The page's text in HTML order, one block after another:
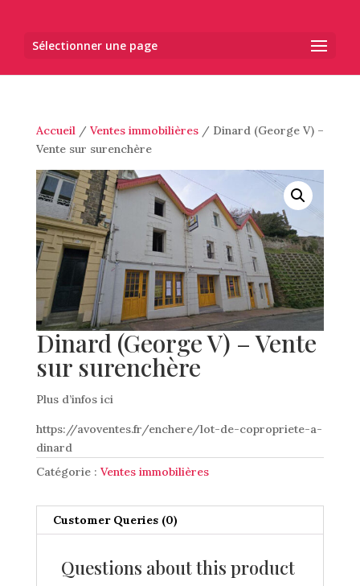
Sélectionner une page
Accueil/ Ventes immobilières/ Dinard (George V) –
Vente sur surenchère
Dinard (George V) – Vente
sur surenchère
Plus d’infos ici
https://avoventes.fr/enchere/lot-de-copropriete-a-
dinard
Catégorie : Ventes immobilières
Customer Queries (0)
Questions about this product